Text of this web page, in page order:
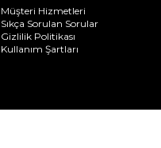
Müşteri Hizmetleri
Sıkça Sorulan Sorular
Gizlilik Politikası
Kullanım Şartları